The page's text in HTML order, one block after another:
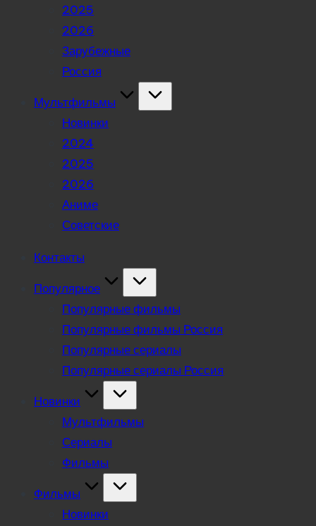
2025
2026
Зарубежные
Россия
Мультфильмы
Новинки
2024
2025
2026
Аниме
Советские
Контакты
Популярное
Популярные фильмы
Популярные фильмы Россия
Популярные сериалы
Популярные сериалы Россия
Новинки
Мультфильмы
Сериалы
Фильмы
Фильмы
Новинки